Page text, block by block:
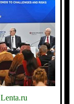
Lenta.ru